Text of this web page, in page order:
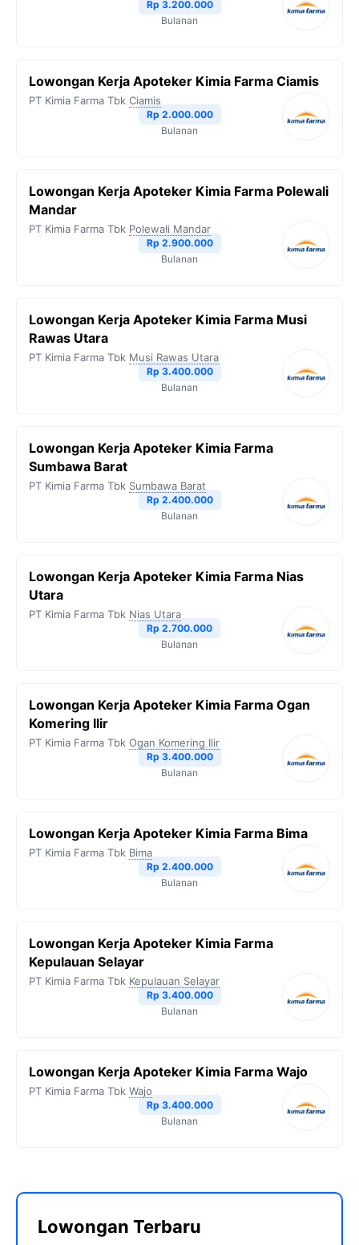
Rp 3.200.000
Bulanan
Lowongan Kerja Apoteker Kimia Farma Ciamis
PT Kimia Farma Tbk Ciamis
Rp 2.000.000
Bulanan
Lowongan Kerja Apoteker Kimia Farma Polewali
Mandar
PT Kimia Farma Tbk Polewali Mandar
Rp 2.900.000
Bulanan
Lowongan Kerja Apoteker Kimia Farma Musi
Rawas Utara
PT Kimia Farma Tbk Musi Rawas Utara
Rp 3.400.000
Bulanan
Lowongan Kerja Apoteker Kimia Farma
Sumbawa Barat
PT Kimia Farma Tbk Sumbawa Barat
Rp 2.400.000
Bulanan
Lowongan Kerja Apoteker Kimia Farma Nias
Utara
PT Kimia Farma Tbk Nias Utara
Rp 2.700.000
Bulanan
Lowongan Kerja Apoteker Kimia Farma Ogan
Komering Ilir
PT Kimia Farma Tbk Ogan Komering Ilir
Rp 3.400.000
Bulanan
Lowongan Kerja Apoteker Kimia Farma Bima
PT Kimia Farma Tbk Bima
Rp 2.400.000
Bulanan
Lowongan Kerja Apoteker Kimia Farma
Kepulauan Selayar
PT Kimia Farma Tbk Kepulauan Selayar
Rp 3.400.000
Bulanan
Lowongan Kerja Apoteker Kimia Farma Wajo
PT Kimia Farma Tbk Wajo
Rp 3.400.000
Bulanan
Lowongan Terbaru